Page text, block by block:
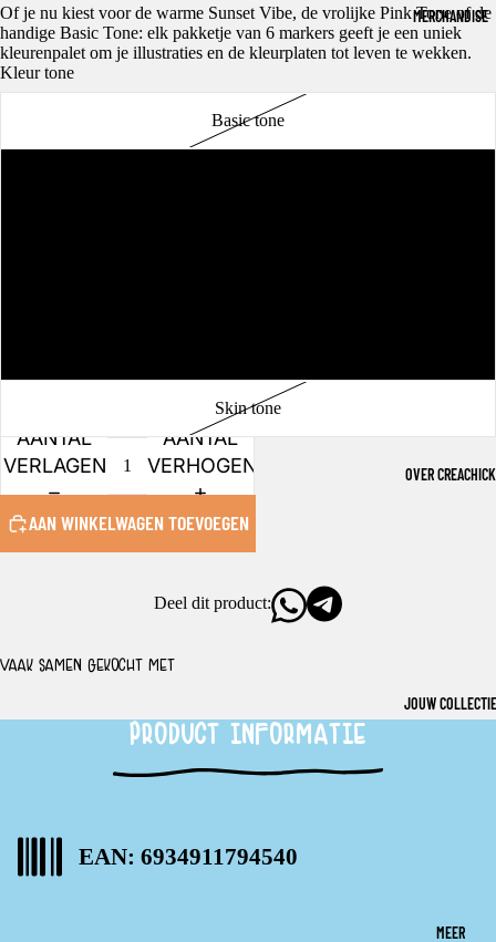
MERCHANDISE
OVER CREACHICK
JOUW COLLECTIE
MEER
Of je nu kiest voor de warme Sunset Vibe, de vrolijke Pink Tone of de
handige Basic Tone: elk pakketje van 6 markers geeft je een uniek
kleurenpalet om je illustraties en de kleurplaten tot leven te wekken.
Kleur tone
Basic tone
Skin tone
AANTAL
VERLAGEN
AANTAL
VERHOGEN
AAN WINKELWAGEN TOEVOEGEN
Deel dit product:
VAAK SAMEN GEKOCHT MET
PRODUCT INFORMATIE
EAN: 6934911794540